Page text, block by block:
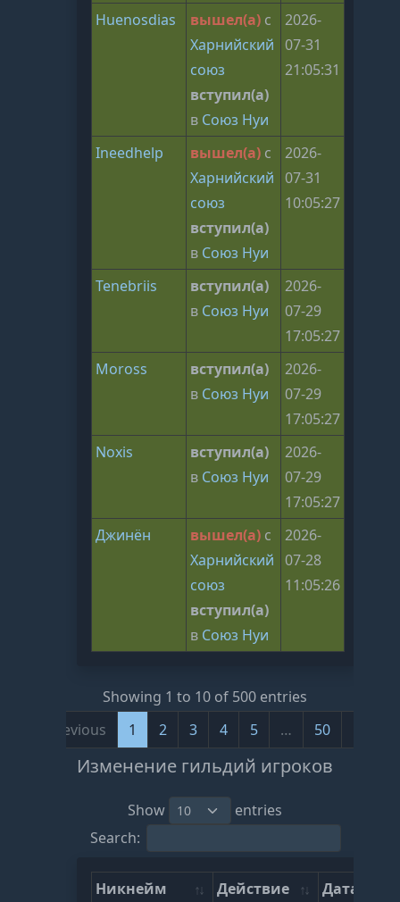
Huenosdias вышел(а) с
Харнийский
союз
вступил(а)
в Союз Нуи
2026-
07-31
21:05:31
Ineedhelp вышел(а) с
Харнийский
союз
вступил(а)
в Союз Нуи
2026-
07-31
10:05:27
Tenebriis
вступил(а)
в Союз Нуи
2026-
07-29
17:05:27
Moross
вступил(а)
в Союз Нуи
2026-
07-29
17:05:27
Noxis
вступил(а)
в Союз Нуи
2026-
07-29
17:05:27
Джинён
вышел(а) с
Харнийский
союз
вступил(а)
в Союз Нуи
2026-
07-28
11:05:26
Showing 1 to 10 of 500 entries
Previous
1 2 3 4 5 … 50
Изменение гильдий игроков
Show
entries
Search:
Никнейм Действие
Дата